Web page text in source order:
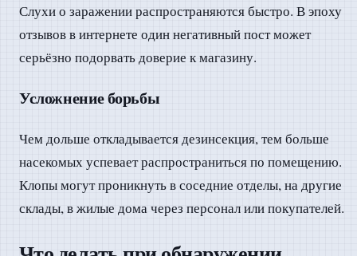
Слухи о заражении распространяются быстро. В эпоху
отзывов в интернете один негативный пост может
серьёзно подорвать доверие к магазину.
Усложнение борьбы
Чем дольше откладывается дезинсекция, тем больше
насекомых успевает распространиться по помещению.
Клопы могут проникнуть в соседние отделы, на другие
склады, в жилые дома через персонал или покупателей.